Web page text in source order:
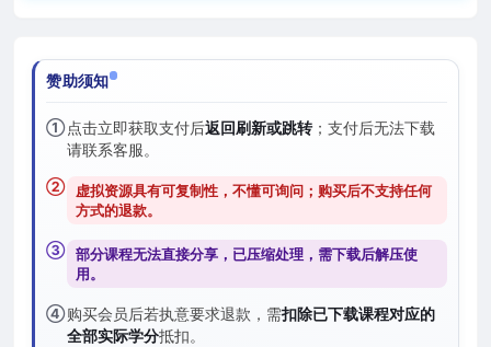
赞助须知
①点击立即获取支付后返回刷新或跳转；支付后无法下载
请联系客服。
② 虚拟资源具有可复制性，不懂可询问；购买后不支持任何
方式的退款。
③ 部分课程无法直接分享，已压缩处理，需下载后解压使
用。
④购买会员后若执意要求退款，需扣除已下载课程对应的
全部实际学分抵扣。